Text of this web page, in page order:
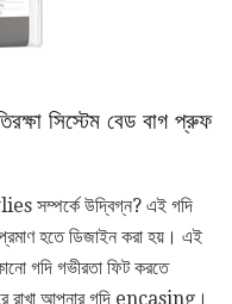
সিস্টেম বেড বাগ প্রুফ
সম্পর্কে উদ্বিগ্ন? এই গদি
হতে ডিজাইন করা হয়। এই
গদি গভীরতা ফিট করতে
রাখা আপনার গদি encasing।